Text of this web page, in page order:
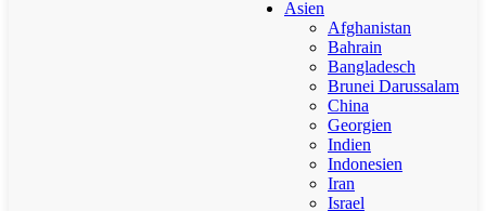
Asien
Afghanistan
Bahrain
Bangladesch
Brunei Darussalam
China
Georgien
Indien
Indonesien
Iran
Israel